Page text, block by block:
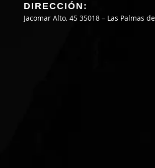
DIRECCIÓN:
Jacomar Alto, 45 35018 – Las Palmas